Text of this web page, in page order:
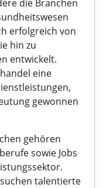
die Branchen
erfolgreich von
hin zu
entwickelt.
eine
gewonnen
gehören
sowie Jobs
talentierte